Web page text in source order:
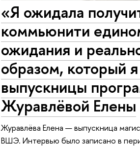
«Я ожидала
коммьюнити
ожидания и
образом, который
выпускницы
Журавлёвой Елены
Журавлёва Елена — выпускница
ВШЭ. Интервью было записано в